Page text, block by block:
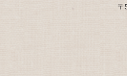
〒